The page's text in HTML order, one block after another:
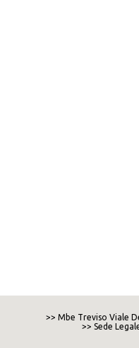
>> Mbe Treviso Viale
>> Sede